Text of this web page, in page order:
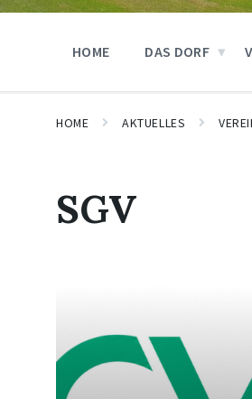
HOME DAS DORF
HOME AKTUELLES
SGV